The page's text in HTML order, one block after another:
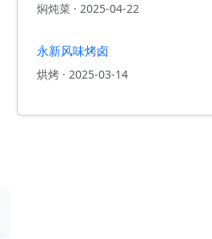
焖炖菜 · 2025-04-22
永新风味烤卤
烘烤 · 2025-03-14